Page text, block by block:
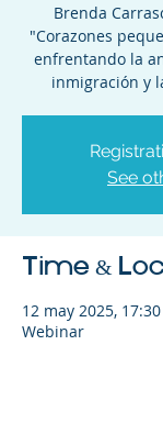
Brenda
"Corazones
enfrentando la
inmigración y
See
Time &
12 may 2025,
Webinar